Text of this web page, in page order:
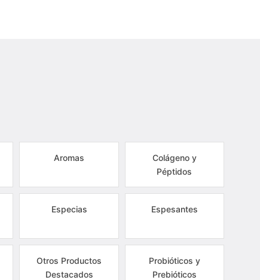
Aromas
Colágeno y
Péptidos
Especias Espesantes
Otros Productos
Destacados
Probióticos y
Prebióticos